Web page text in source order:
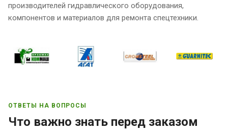
производителей гидравлического оборудования,
компонентов и материалов для ремонта спецтехники.
ОТВЕТЫ НА ВОПРОСЫ
Что важно знать перед заказом